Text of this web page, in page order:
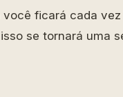
ficará cada vez
se tornará uma